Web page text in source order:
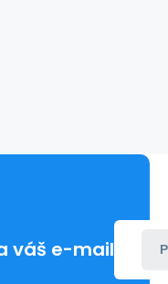
váš e-mail